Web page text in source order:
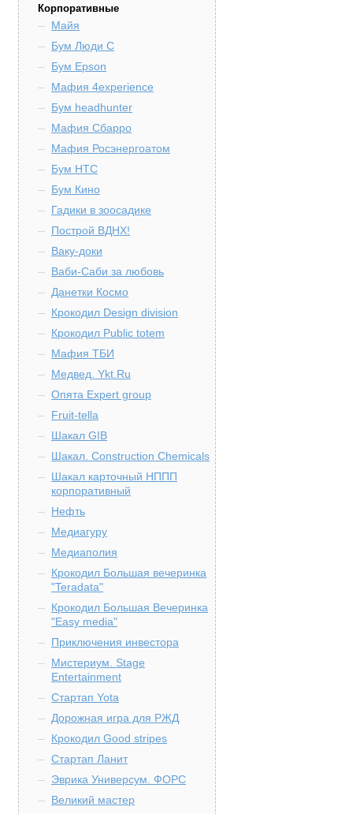
Корпоративные
Майя
Бум Люди С
Бум Epson
Мафия 4experience
Бум headhunter
Мафия Сбарро
Мафия Росэнергоатом
Бум HTC
Бум Кино
Гадики в зоосадике
Построй ВДНХ!
Ваку-доки
Ваби-Саби за любовь
Данетки Космо
Крокодил Design division
Крокодил Public totem
Мафия ТБИ
Медвед. Ykt.Ru
Опята Expert group
Fruit-tella
Шакал GIB
Шакал. Construction Chemicals
Шакал карточный НППП
корпоративный
Нефть
Медиагуру
Медиаполия
Крокодил Большая вечеринка
"Teradata"
Крокодил Большая Вечеринка
"Easy media"
Приключения инвестора
Мистериум. Stage
Entertainment
Стартап Yota
Дорожная игра для РЖД
Крокодил Good stripes
Стартап Ланит
Эврика Универсум. ФОРС
Великий мастер